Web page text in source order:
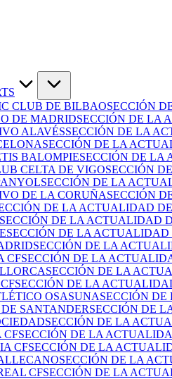
CLUB DE BILBAOSECCIÓN
DE MADRIDSECCIÓN DE LA
ALAVÉSSECCIÓN DE LA
SECCIÓN DE LA
BALOMPIESECCIÓN DE LA
CELTA DE VIGOSECCIÓN
SECCIÓN DE LA
DE LA CORUÑASECCIÓN
DE LA ACTUALIDAD
SECCIÓN DE LA ACTUALIDAD
SECCIÓN DE LA
SECCIÓN DE LA
CFSECCIÓN DE LA
SECCIÓN DE LA
SECCIÓN DE LA
OSASUNASECCIÓN
SANTANDERSECCIÓN DE
SECCIÓN DE LA
CFSECCIÓN DE LA
CFSECCIÓN DE LA
SECCIÓN DE LA
CFSECCIÓN DE LA